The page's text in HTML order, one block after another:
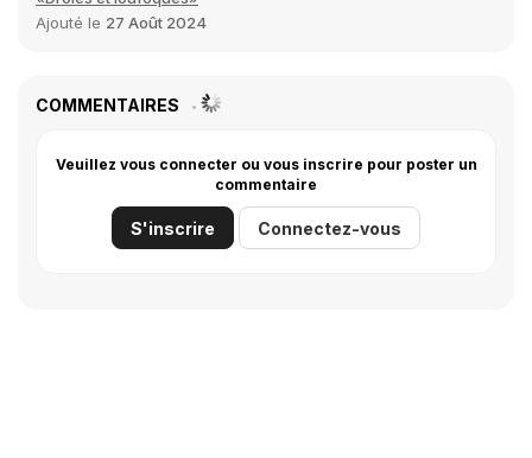
Ajouté le 27 Août 2024
COMMENTAIRES
Veuillez vous connecter ou vous inscrire pour poster un
commentaire
S'inscrire Connectez-vous